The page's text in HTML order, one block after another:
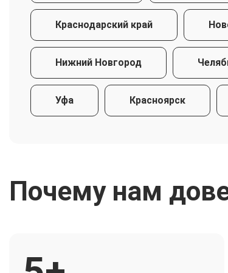
Краснодарский край
Нижний Новгород
Уфа Красноярск
Почему нам